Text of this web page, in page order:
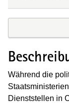
Während die
Dienststellen in